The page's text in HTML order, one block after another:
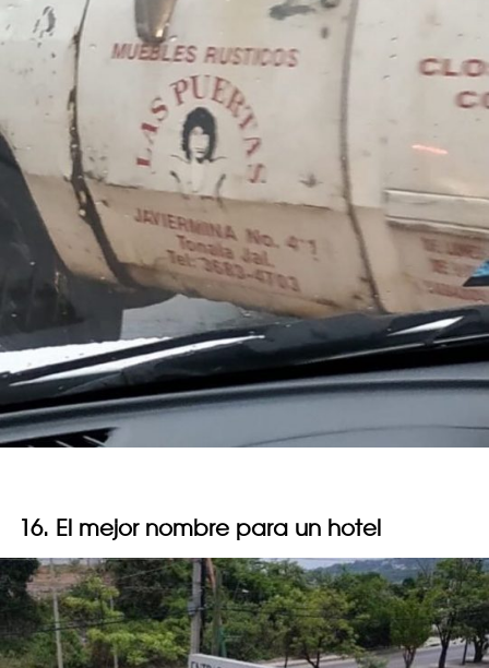
16. El mejor nombre para un hotel